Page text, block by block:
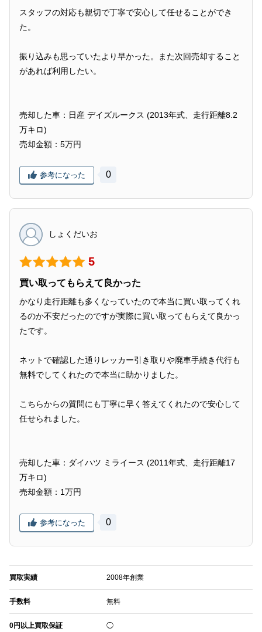
スタッフの対応も親切で丁寧で安心して任せることができ
た。
振り込みも思っていたより早かった。また次回売却すること
があれば利用したい。
売却した車：日産 デイズルークス (2013年式、走行距離8.2
万キロ)
売却金額：5万円
参考になった 0
しょくだいお
5
買い取ってもらえて良かった
かなり走行距離も多くなっていたので本当に買い取ってくれ
るのか不安だったのですが実際に買い取ってもらえて良かっ
たです。
ネットで確認した通りレッカー引き取りや廃車手続き代行も
無料でしてくれたので本当に助かりました。
こちらからの質問にも丁寧に早く答えてくれたので安心して
任せられました。
売却した車：ダイハツ ミライース (2011年式、走行距離17
万キロ)
売却金額：1万円
参考になった 0
買取実績 2008年創業
手数料 無料
0円以上買取保証 ◯